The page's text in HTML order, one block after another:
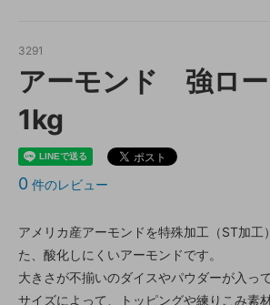
3291
アーモンド 強ロ
1kg
0 件のレビュー
アメリカ産アーモンドを特殊加工（ST加工
た、酸化しにくいアーモンドです。
大きさが不揃いのダイスやパウダーが入って
サイズによって、トッピングや練りこみ素